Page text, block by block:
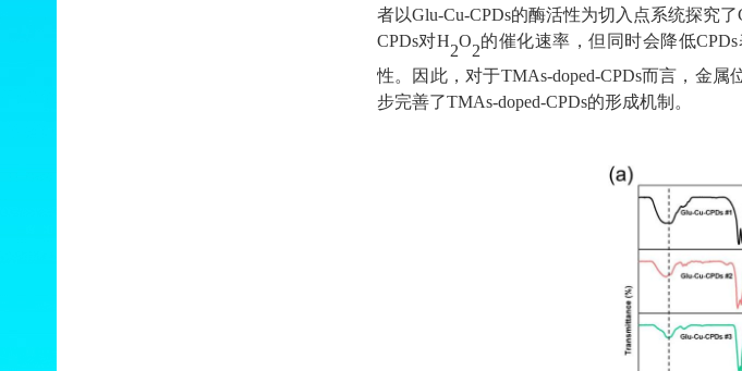
者以Glu-Cu-CPDs的酶活性为切入点系统探究了
CPDs对H2O2的催化速率，但同时会降低CPDs
性。因此，对于TMAs-doped-CPDs而言，金属
步完善了TMAs-doped-CPDs的形成机制。